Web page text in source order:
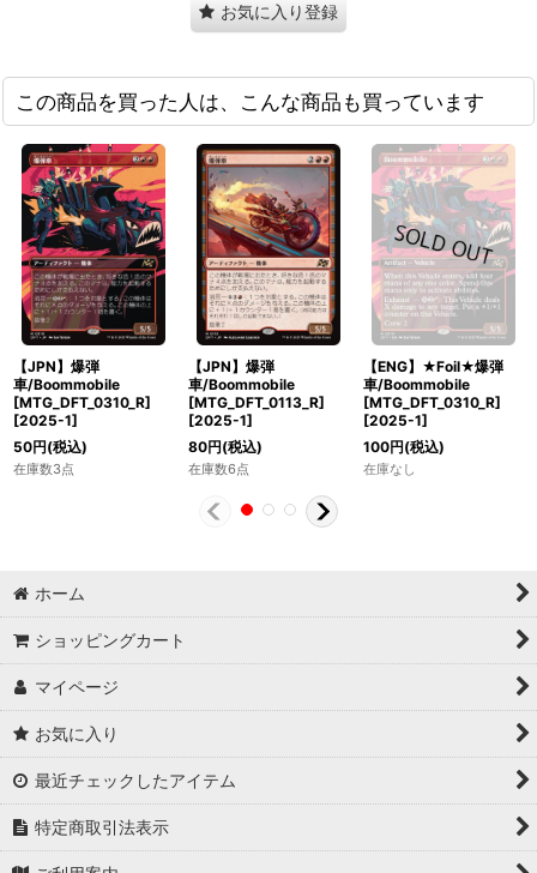
お気に入り登録
この商品を買った人は、こんな商品も買っています
【JPN】爆弾
車/Boommobile
[MTG_DFT_0310_R]
[2025-1]
50円(税込)
在庫数3点
【JPN】爆弾
車/Boommobile
[MTG_DFT_0113_R]
[2025-1]
80円(税込)
在庫数6点
【ENG】★Foil★爆弾
車/Boommobile
[MTG_DFT_0310_R]
[2025-1]
100円(税込)
在庫なし
ホーム
ショッピングカート
マイページ
お気に入り
最近チェックしたアイテム
特定商取引法表示